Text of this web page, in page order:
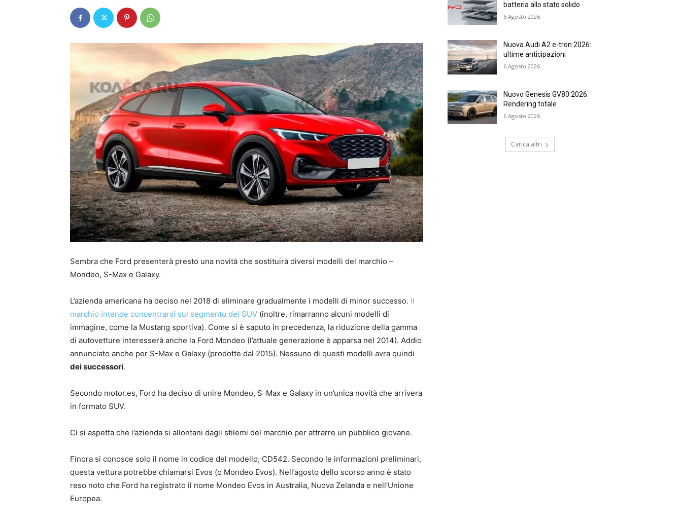
Sembra che Ford presenterà presto una novità che sostituirà diversi modelli del marchio –
Mondeo, S-Max e Galaxy.
L’azienda americana ha deciso nel 2018 di eliminare gradualmente i modelli di minor successo. Il
marchio intende concentrarsi sul segmento dei SUV (inoltre, rimarranno alcuni modelli di
immagine, come la Mustang sportiva). Come si è saputo in precedenza, la riduzione della gamma
di autovetture interesserà anche la Ford Mondeo (l’attuale generazione è apparsa nel 2014). Addio
annunciato anche per S-Max e Galaxy (prodotte dal 2015). Nessuno di questi modelli avra quindi
dei successori.
Secondo motor.es, Ford ha deciso di unire Mondeo, S-Max e Galaxy in un’unica novità che arrivera
in formato SUV.
Ci si aspetta che l’azienda si allontani dagli stilemi del marchio per attrarre un pubblico giovane.
Finora si conosce solo il nome in codice del modello; CD542. Secondo le informazioni preliminari,
questa vettura potrebbe chiamarsi Evos (o Mondeo Evos). Nell’agosto dello scorso anno è stato
reso noto che Ford ha registrato il nome Mondeo Evos in Australia, Nuova Zelanda e nell’Unione
Europea.
batteria allo stato solido
6 Agosto 2026
Nuova Audi A2 e-tron 2026:
ultime anticipazioni
6 Agosto 2026
Nuovo Genesis GV80 2026:
Rendering totale
6 Agosto 2026
Carica altri